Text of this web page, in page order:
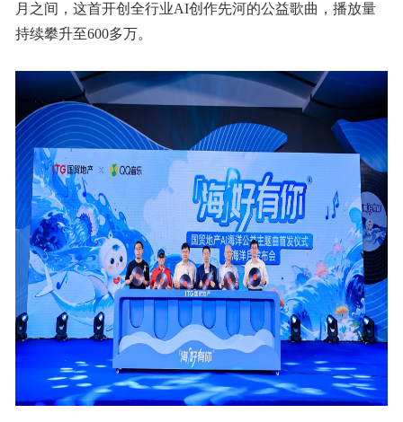
月之间，这首开创全行业AI创作先河的公益歌曲，播放量
持续攀升至600多万。